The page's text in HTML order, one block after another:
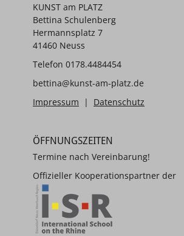
KUNST am PLATZ
Bettina Schulenberg
Hermannsplatz 7
41460 Neuss
Telefon 0178.4484454
bettina@kunst-am-platz.de
Impressum | Datenschutz
ÖFFNUNGSZEITEN
Termine nach Vereinbarung!
Offizieller Kooperationspartner der